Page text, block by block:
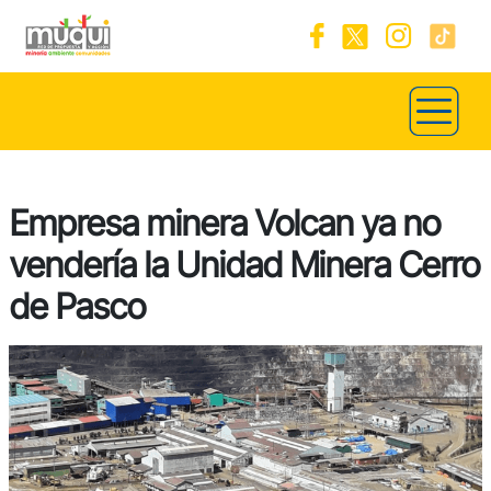
Empresa minera Volcan ya no
vendería la Unidad Minera Cerro
de Pasco